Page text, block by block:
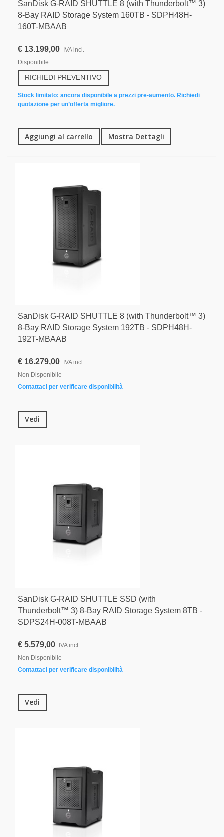
SanDisk G-RAID SHUTTLE 8 (with Thunderbolt™ 3)
8-Bay RAID Storage System 160TB - SDPH48H-
160T-MBAAB
€ 13.199,00 IVA incl.
Disponibile
RICHIEDI PREVENTIVO
Stock limitato: ancora disponibile a prezzi pre-aumento. Richiedi
quotazione per un’offerta migliore.
Aggiungi al carrello Mostra Dettagli
SanDisk G-RAID SHUTTLE 8 (with Thunderbolt™ 3)
8-Bay RAID Storage System 192TB - SDPH48H-
192T-MBAAB
€ 16.279,00
IVA incl.
Non Disponibile
Contattaci per verificare disponibilità
Vedi
SanDisk G-RAID SHUTTLE SSD (with
Thunderbolt™ 3) 8-Bay RAID Storage System 8TB -
SDPS24H-008T-MBAAB
€ 5.579,00
IVA incl.
Non Disponibile
Contattaci per verificare disponibilità
Vedi